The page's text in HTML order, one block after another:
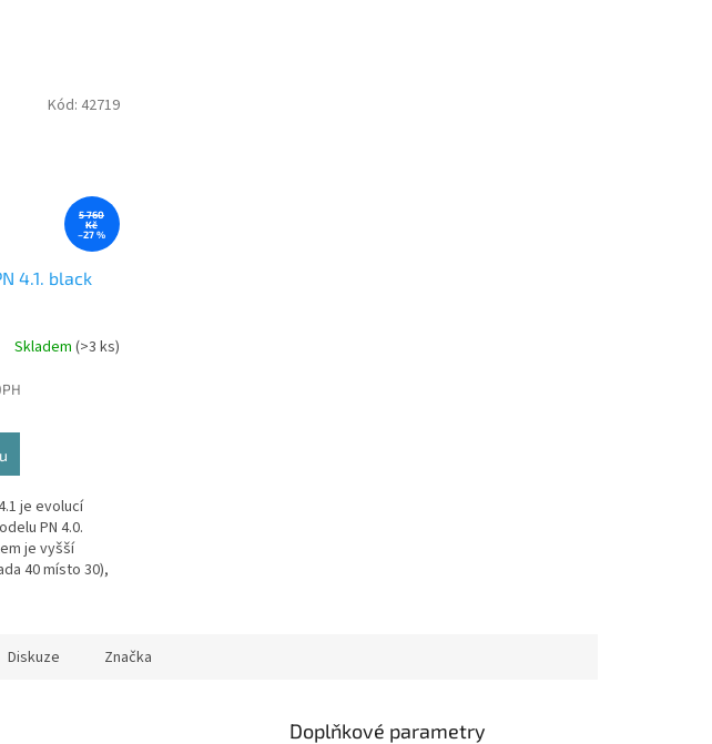
5 760
Kč
–27 %
4.1. black
Skladem (>3 ks)
je evolucí
PN 4.0.
je vyšší
40 místo 30),
Kód: 42719
Diskuze Značka
Doplňkové parametry